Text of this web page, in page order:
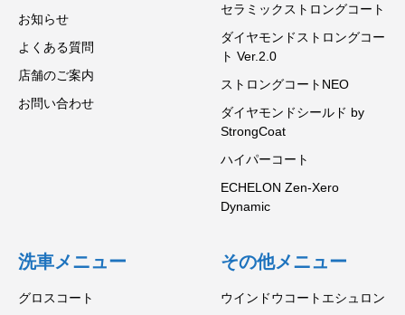
お知らせ
よくある質問
店舗のご案内
お問い合わせ
セラミックストロングコート
ダイヤモンドストロングコー
ト Ver.2.0
ストロングコートNEO
ダイヤモンドシールド by
StrongCoat
ハイパーコート
ECHELON Zen-Xero
Dynamic
洗車メニュー
グロスコート
その他メニュー
ウインドウコートエシュロン